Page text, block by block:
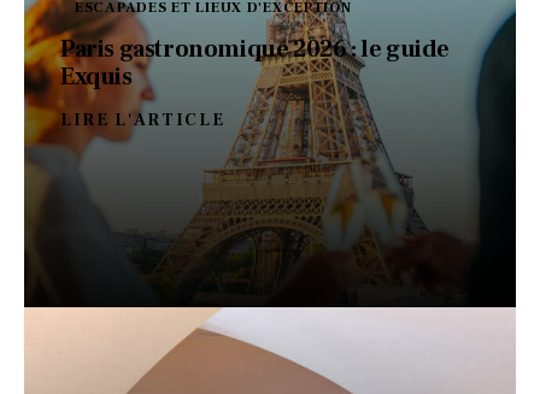
ESCAPADES ET LIEUX D'EXCEPTION
Paris gastronomique 2026 : le guide
Exquis
LIRE L'ARTICLE